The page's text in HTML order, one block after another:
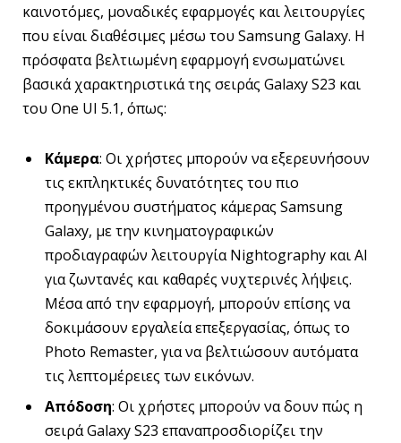
καινοτόμες, μοναδικές εφαρμογές και λειτουργίες
που είναι διαθέσιμες μέσω του Samsung Galaxy. Η
πρόσφατα βελτιωμένη εφαρμογή ενσωματώνει
βασικά χαρακτηριστικά της σειράς Galaxy S23 και
του One UI 5.1, όπως:
Κάμερα: Οι χρήστες μπορούν να εξερευνήσουν
τις εκπληκτικές δυνατότητες του πιο
προηγμένου συστήματος κάμερας Samsung
Galaxy, με την κινηματογραφικών
προδιαγραφών λειτουργία Nightography και AI
για ζωντανές και καθαρές νυχτερινές λήψεις.
Μέσα από την εφαρμογή, μπορούν επίσης να
δοκιμάσουν εργαλεία επεξεργασίας, όπως το
Photo Remaster, για να βελτιώσουν αυτόματα
τις λεπτομέρειες των εικόνων.
Απόδοση: Οι χρήστες μπορούν να δουν πώς η
σειρά Galaxy S23 επαναπροσδιορίζει την